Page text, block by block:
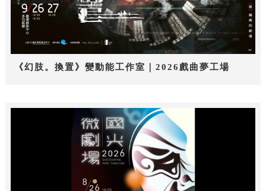
《幻肢。換置》變動能工作室｜2026戲曲夢工場